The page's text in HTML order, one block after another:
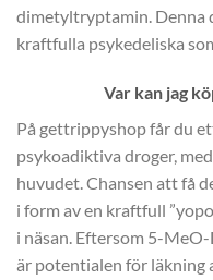
dimetyltryptamin. Denna
kraftfulla psykedeliska
Var kan jag
På gettrippyshop får du
psykoadiktiva droger,
huvudet. Chansen att få
i form av en kraftfull
i näsan. Eftersom 5-
är potentialen för läkning